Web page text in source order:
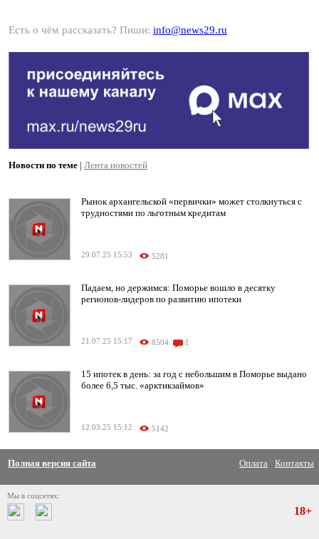
Есть о чём рассказать? Пиши: info@news29.ru
Новости по теме | Лента новостей
Рынок архангельской «первички» может столкнуться с
трудностями по льготным кредитам
29.07.25 15:53 5281
Падаем, но держимся: Поморье вошло в десятку
регионов-лидеров по развитию ипотеки
21.07.25 15:17 8504 1
15 ипотек в день: за год с небольшим в Поморье выдано
более 6,5 тыс. «арктикзаймов»
12.03.25 15:12 5142
Полная версия сайта Оплата Контакты
Мы в соцсетях:
18+